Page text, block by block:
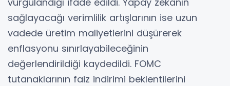
sağlayacağı verimlilik artışlarının ise uzun
vadede üretim maliyetlerini düşürerek
enflasyonu sınırlayabileceğinin
değerlendirildiği kaydedildi. FOMC
tutanaklarının faiz indirimi beklentilerini